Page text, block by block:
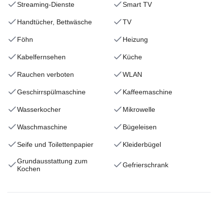
Streaming-Dienste Smart TV
Handtücher, Bettwäsche TV
Föhn Heizung
Kabelfernsehen Küche
Rauchen verboten WLAN
Geschirrspülmaschine Kaffeemaschine
Wasserkocher Mikrowelle
Waschmaschine Bügeleisen
Seife und Toilettenpapier Kleiderbügel
Grundausstattung zum
Kochen
Gefrierschrank